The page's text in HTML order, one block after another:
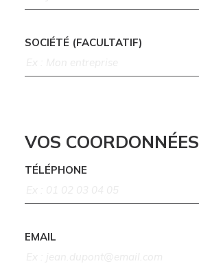
SOCIÉTÉ (FACULTATIF)
VOS COORDONNÉES
TÉLÉPHONE
EMAIL